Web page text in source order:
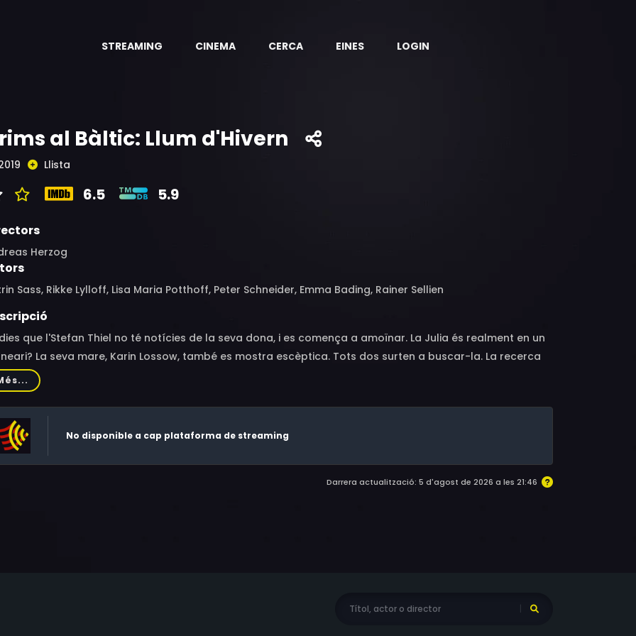
STREAMING CINEMA CERCA EINES LOGIN
al Bàltic: Llum d'Hivern
Llista
6.5 5.9
Herzog
Sass, Rikke Lylloff, Lisa Maria Potthoff, Peter Schneider, Emma Bading, Rainer Sellien
que l'Stefan Thiel no té notícies de la seva dona, i es comença a amoïnar. La Julia és realment en un
La seva mare, Karin Lossow, també es mostra escèptica. Tots dos surten a buscar-la. La recerca
a un barri marginal de Stettin, al costat polonès de l'illa, on s'assabenten que la Julia investiga
encàrrec a títol privat. Un empleat del club motorista d'Usedom, sucursal dels agressius White Eagles de
ha desaparegut. Mentrestant, la danesa Ellen Norgaard arriba a Usedom per ocupar la plaça de
Julia, just quan un cadàver desmembrat apareix davant la costa d'Usedom. Pertany a l'home
la Julia buscava.
No disponible a cap plataforma de streaming
Darrera actualització: 5 d'agost de 2026 a les 21:46